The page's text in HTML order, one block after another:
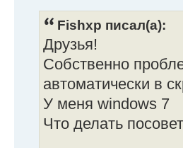
Fishxp писал(а):
Друзья!
Собственно
автоматически в
У меня windows 7
Что делать